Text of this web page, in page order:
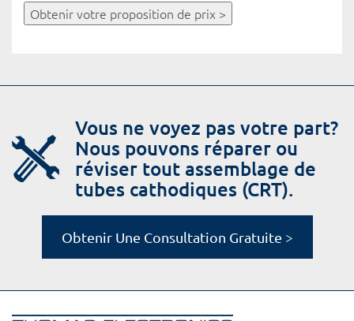
Obtenir votre proposition de prix >
Vous ne voyez pas votre part?
Nous pouvons réparer ou
réviser tout assemblage de
tubes cathodiques (CRT).
Obtenir Une Consultation Gratuite >